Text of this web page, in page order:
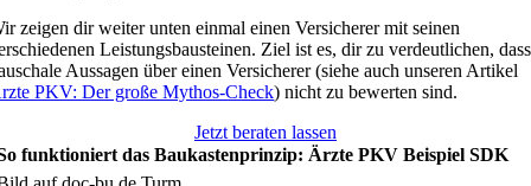
zeigen dir weiter unten einmal einen Versicherer mit seinen
Leistungsbausteinen. Ziel ist es, dir zu verdeutlichen, dass
Aussagen über einen Versicherer (siehe auch unseren Artikel
PKV: Der große Mythos-Check) nicht zu bewerten sind.
Jetzt beraten lassen
funktioniert das Baukastenprinzip: Ärzte PKV Beispiel SDK